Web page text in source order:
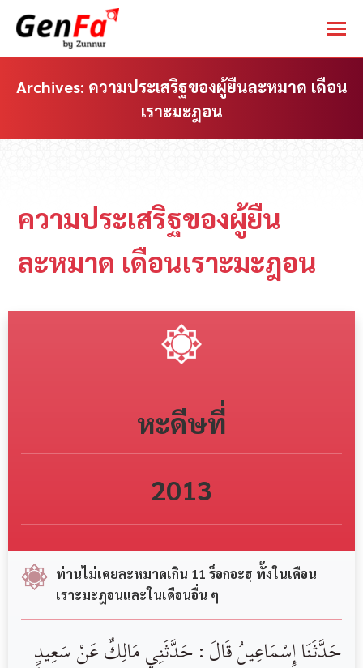
Archives: ความประเสริฐของผู้ยืนละหมาด เดือน
เราะมะฎอน
ความประเสริฐของผู้ยืน
ละหมาด เดือนเราะมะฎอน
หะดีษที่
2013
ท่านไม่เคยละหมาดเกิน 11 ร็อกอะฮฺ ทั้งในเดือน
เราะมะฎอนและในเดือนอื่น ๆ
حَدَّثَنَا إِسْمَاعِيلُ قَالَ : حَدَّثَنِي مَالِكٌ عَنْ سَعِيدٍ